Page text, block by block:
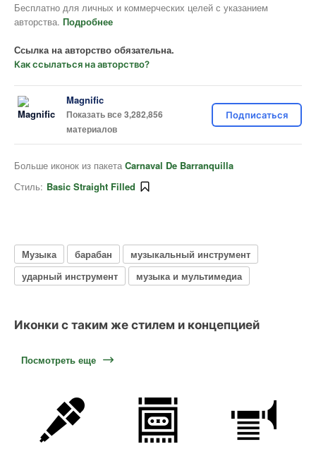
Бесплатно для личных и коммерческих целей с указанием
авторства. Подробнее
Ссылка на авторство обязательна.
Как ссылаться на авторство?
Magnific
Показать все 3,282,856
материалов
Подписаться
Больше иконок из пакета Carnaval De Barranquilla
Стиль: Basic Straight Filled
Музыка барабан
музыкальный инструмент
ударный инструмент
музыка и мультимедиа
Иконки с таким же стилем и концепцией
Посмотреть еще